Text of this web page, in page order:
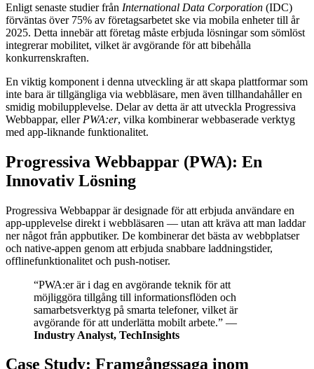
Enligt senaste studier från International Data Corporation (IDC)
förväntas över 75% av företagsarbetet ske via mobila enheter till år
2025. Detta innebär att företag måste erbjuda lösningar som sömlöst
integrerar mobilitet, vilket är avgörande för att bibehålla
konkurrenskraften.
En viktig komponent i denna utveckling är att skapa plattformar som
inte bara är tillgängliga via webbläsare, men även tillhandahåller en
smidig mobilupplevelse. Delar av detta är att utveckla Progressiva
Webbappar, eller PWA:er, vilka kombinerar webbaserade verktyg
med app-liknande funktionalitet.
Progressiva Webbappar (PWA): En
Innovativ Lösning
Progressiva Webbappar är designade för att erbjuda användare en
app-upplevelse direkt i webbläsaren — utan att kräva att man laddar
ner något från appbutiker. De kombinerar det bästa av webbplatser
och native-appen genom att erbjuda snabbare laddningstider,
offlinefunktionalitet och push-notiser.
“PWA:er är i dag en avgörande teknik för att
möjliggöra tillgång till informationsflöden och
samarbetsverktyg på smarta telefoner, vilket är
avgörande för att underlätta mobilt arbete.” —
Industry Analyst, TechInsights
Case Study: Framgångssaga inom